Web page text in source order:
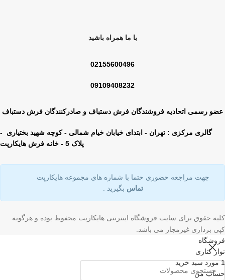
با ما همراه باشید
02155600496
09109408232
عضو رسمی اتحادیه فروشندگان فرش دستباف و صادرکنندگان فرش دستباف
گالری مرکزی : تهران - ابتدای خیابان خیام شمالی - کوچه شهید بختیاری -
پلاک 5 - خانه فرش هایکارپت
جهت مراجعه حضوری حتما با شماره های مجموعه هایکارپت
تماس بگیرید .
کلیه حقوق برای سایت فروشگاه اینترنتی هایکارپت محفوظ بوده و هرگونه
کپی برداری غیرمجاز می باشد.
فروشگاه
نوار کناری
1 مورد سبد خرید
حساب من